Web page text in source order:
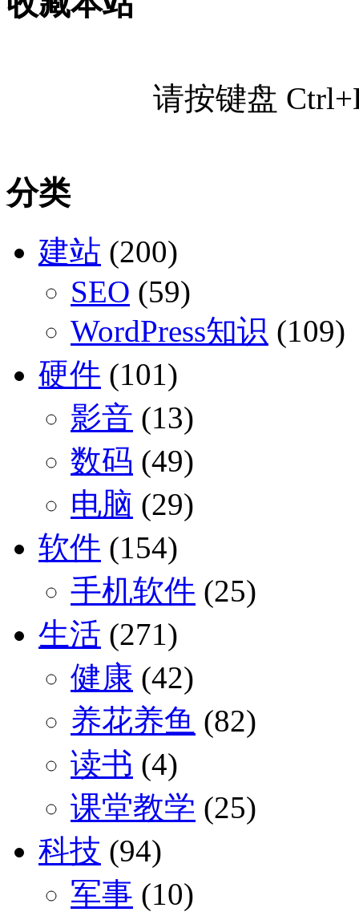
请按键盘
分类
建站 (200)
SEO (59)
WordPress知识 (109)
硬件 (101)
影音 (13)
数码 (49)
电脑 (29)
软件 (154)
手机软件 (25)
生活 (271)
健康 (42)
养花养鱼 (82)
读书 (4)
课堂教学 (25)
科技 (94)
军事 (10)